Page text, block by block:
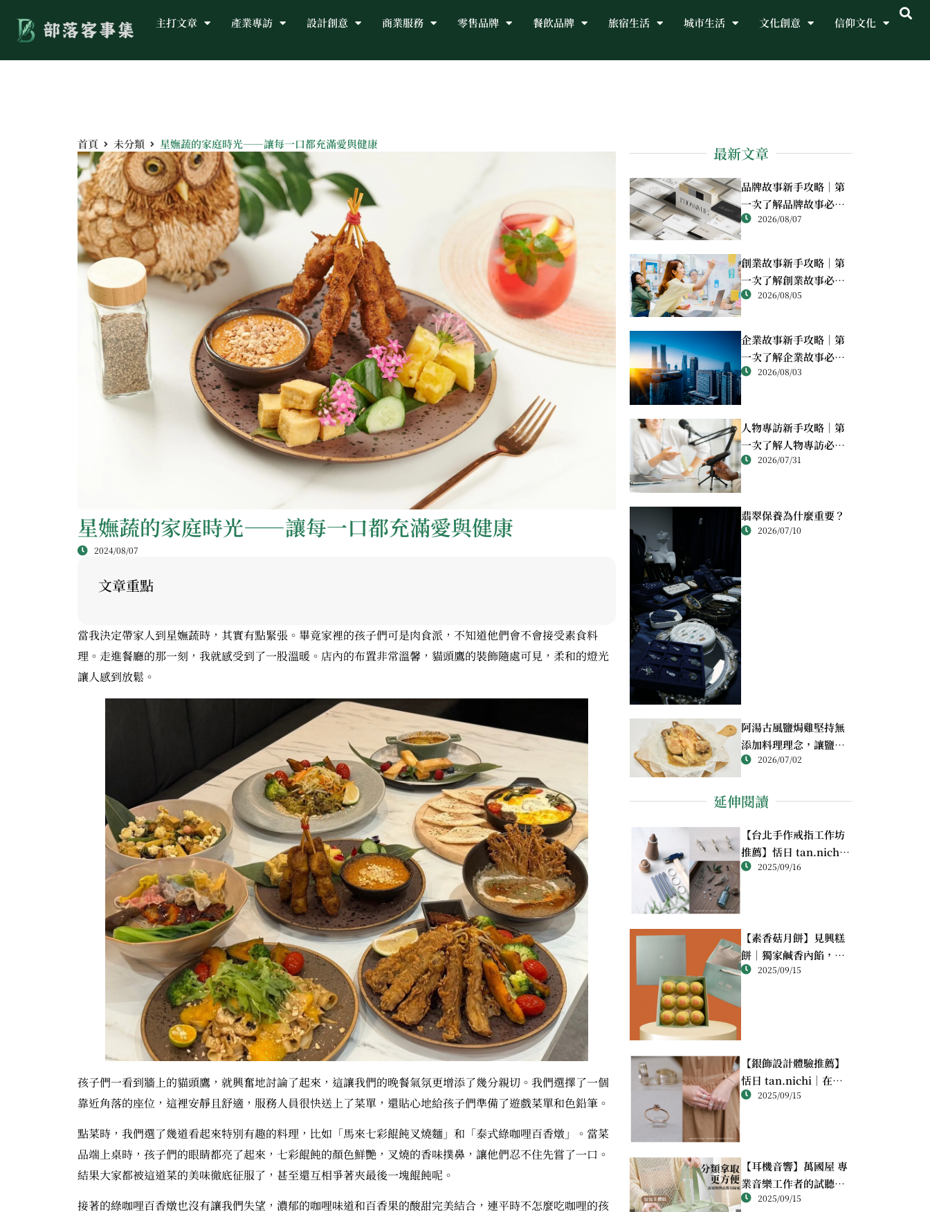
主打文章 產業專訪 設計創意 商業服務 零售品牌 餐飲品牌 旅宿生活 城市生活 文化創意 信仰文化
首頁 未分類 星嫵蔬的家庭時光——讓每一口都充滿愛與健康
星嫵蔬的家庭時光——讓每一口都充滿愛與健康
2024/08/07
文章重點
當我決定帶家人到星嫵蔬時，其實有點緊張。畢竟家裡的孩子們可是肉食派，不知道他們會不會接受素食料
理。走進餐廳的那一刻，我就感受到了一股溫暖。店內的布置非常溫馨，貓頭鷹的裝飾隨處可見，柔和的燈光
讓人感到放鬆。
孩子們一看到牆上的貓頭鷹，就興奮地討論了起來，這讓我們的晚餐氣氛更增添了幾分親切。我們選擇了一個
靠近角落的座位，這裡安靜且舒適，服務人員很快送上了菜單，還貼心地給孩子們準備了遊戲菜單和色鉛筆。
點菜時，我們選了幾道看起來特別有趣的料理，比如「馬來七彩餛飩叉燒麵」和「泰式綠咖哩百香燉」。當菜
品端上桌時，孩子們的眼睛都亮了起來，七彩餛飩的顏色鮮艷，叉燒的香味撲鼻，讓他們忍不住先嘗了一口。
結果大家都被這道菜的美味徹底征服了，甚至還互相爭著夾最後一塊餛飩呢。
接著的綠咖哩百香燉也沒有讓我們失望，濃郁的咖哩味道和百香果的酸甜完美結合，連平時不怎麼吃咖哩的孩
最新文章
品牌故事新手攻略｜第
一次了解品牌故事必讀
重點2026/08/07
創業故事新手攻略｜第
一次了解創業故事必讀
重點2026/08/05
企業故事新手攻略｜第
一次了解企業故事必讀
重點2026/08/03
人物專訪新手攻略｜第
一次了解人物專訪必讀
重點2026/07/31
翡翠保養為什麼重要？
2026/07/10
阿湯古風鹽焗雞堅持無
添加料理理念，讓鹽焗
雞回歸最純粹的風味
2026/07/02
延伸閱讀
【台北手作戒指工作坊
推薦】恬日 tan.nichi
純銀戒指體驗｜情侶・
2025/09/16
【素香菇月餅】見興糕
餅｜獨家鹹香內餡，顛
覆想像的幸福滋味
2025/09/15
【銀飾設計體驗推薦】
恬日 tan.nichi｜在萬
華靜巷，親手完成屬於
2025/09/15
【耳機音響】萬國屋 專
業音樂工作者的試聽心
得 2025/09/15